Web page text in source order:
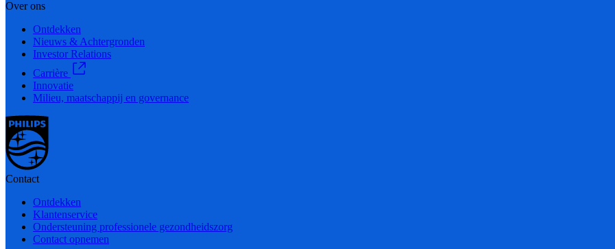
Over ons
Ontdekken
Nieuws & Achtergronden
Investor Relations
Carrière
Innovatie
Milieu, maatschappij en governance
Contact
Ontdekken
Klantenservice
Ondersteuning professionele gezondheidszorg
Contact opnemen